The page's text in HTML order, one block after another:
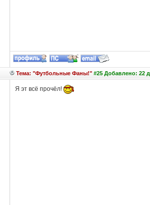
Тема: "Футбольные Фаны!"#25 Добавлено: 22
Я эт всё прочёл!